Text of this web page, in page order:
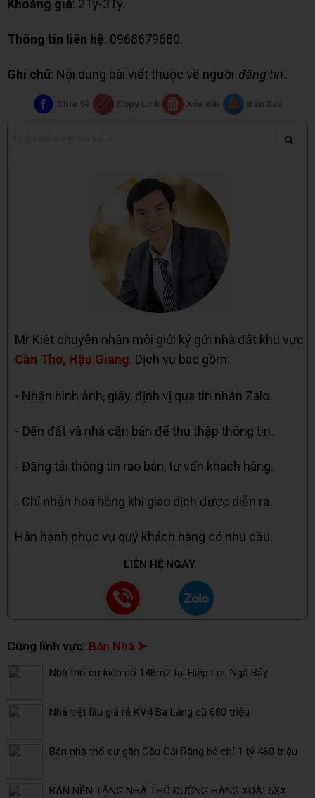
Khoảng giá: 2Ty-3Ty.
Thông tin liên hệ: 0968679680.
Ghi chú: Nội dung bài viết thuộc về người đăng tin.
Chia Sẻ Copy Link Xóa Bài Báo Xấu
Mr Kiệt chuyên nhận môi giới ký gửi nhà đất khu vực
Cần Thơ, Hậu Giang. Dịch vụ bao gồm:
- Nhận hình ảnh, giấy, định vị qua tin nhắn Zalo.
- Đến đất và nhà cần bán để thu thập thông tin.
- Đăng tải thông tin rao bán, tư vấn khách hàng.
- Chỉ nhận hoa hồng khi giao dịch được diễn ra.
Hân hạnh phục vụ quý khách hàng có nhu cầu.
LIÊN HỆ NGAY
Cùng lĩnh vực: Bán Nhà ➤
Nhà thổ cư kiên cố 148m2 tại Hiệp Lợi, Ngã Bảy
Nhà trệt lầu giá rẻ KV4 Ba Láng cũ 680 triệu
Bán nhà thổ cư gần Cầu Cái Răng bé chỉ 1 tỷ 460 triệu
BÁN NỀN TẶNG NHÀ THÔ ĐƯỜNG HÀNG XOÀI 5XX